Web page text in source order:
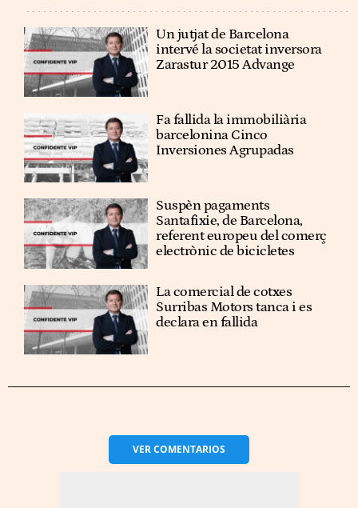
Un jutjat de Barcelona
intervé la societat inversora
Zarastur 2015 Advange
Fa fallida la immobiliària
barcelonina Cinco
Inversiones Agrupadas
Suspèn pagaments
Santafixie, de Barcelona,
referent europeu del comerç
electrònic de bicicletes
La comercial de cotxes
Surribas Motors tanca i es
declara en fallida
VERCOMENTARIOS